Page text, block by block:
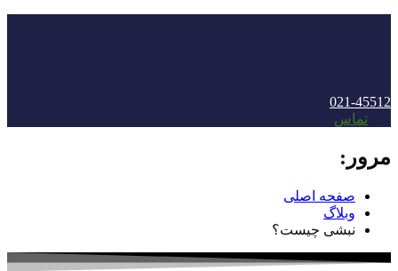
021-45512
تماس
مرور:
صفحه اصلی
وبلاگ
نبشی چیست؟